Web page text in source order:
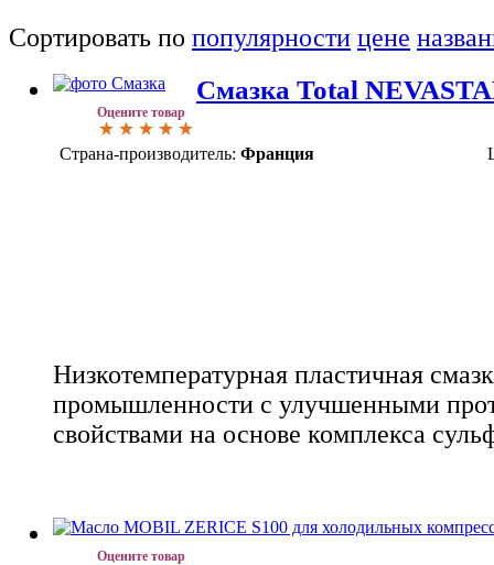
Сортировать по популярности цене
Оцените товар
Смазка Total
Страна-производитель: Франция
Низкотемпературная пластичная
промышленности с улучшенными
свойствами на основе комплекса
Оцените товар